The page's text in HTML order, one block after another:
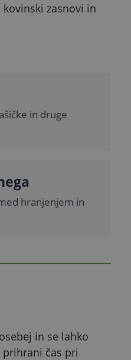
zasnovi in
in druge
hranjenjem in
in se lahko
čas pri